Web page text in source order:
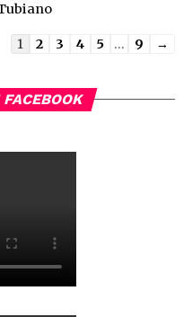
Guestbook
1 2 3 4 5 ... 9 →